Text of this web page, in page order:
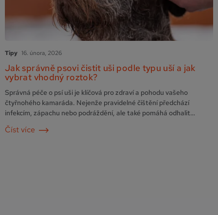
Tipy 16. února, 2026
Jak správně psovi čistit uši podle typu uší a jak
vybrat vhodný roztok?
Správná péče o psí uši je klíčová pro zdraví a pohodu vašeho
čtyřnohého kamaráda. Nejenže pravidelné čištění předchází
infekcím, zápachu nebo podráždění, ale také pomáhá odhalit
případné problémy včas. Typ uší vašeho psa – vztyčené, visící nebo
polopřikrčené – určuje, jak často a jakým způsobem uši čistit. Typy
Číst více